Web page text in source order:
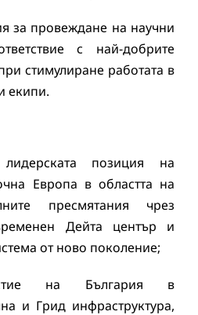
за провеждане на научни
с най-добрите
стимулиране работата в
екипи.
позиция на
Европа в областта на
пресмятания чрез
Дейта център и
от ново поколение;
на България в
и Грид инфраструктура,